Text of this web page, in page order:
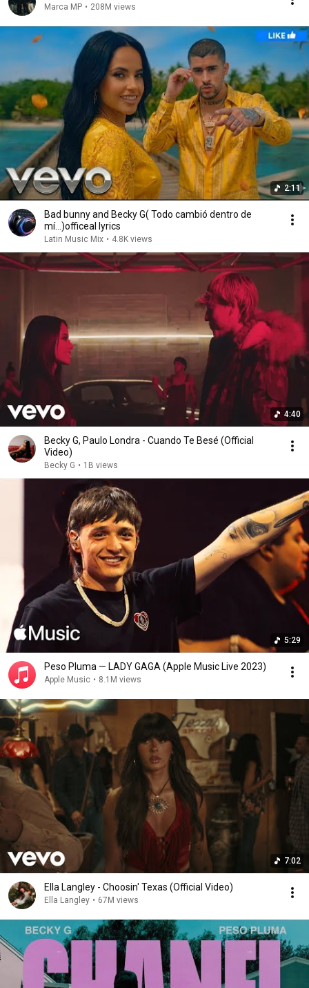
Marca MP • 208M views
2:11
Bad bunny and Becky G( Todo cambió dentro de
mí…)officeal lyrics
Latin Music Mix • 4.8K views
4:40
Becky G, Paulo Londra - Cuando Te Besé (Official
Video)
Becky G • 1B views
5:29
Peso Pluma — LADY GAGA (Apple Music Live 2023)
Apple Music • 8.1M views
7:02
Ella Langley - Choosin' Texas (Official Video)
Ella Langley • 67M views